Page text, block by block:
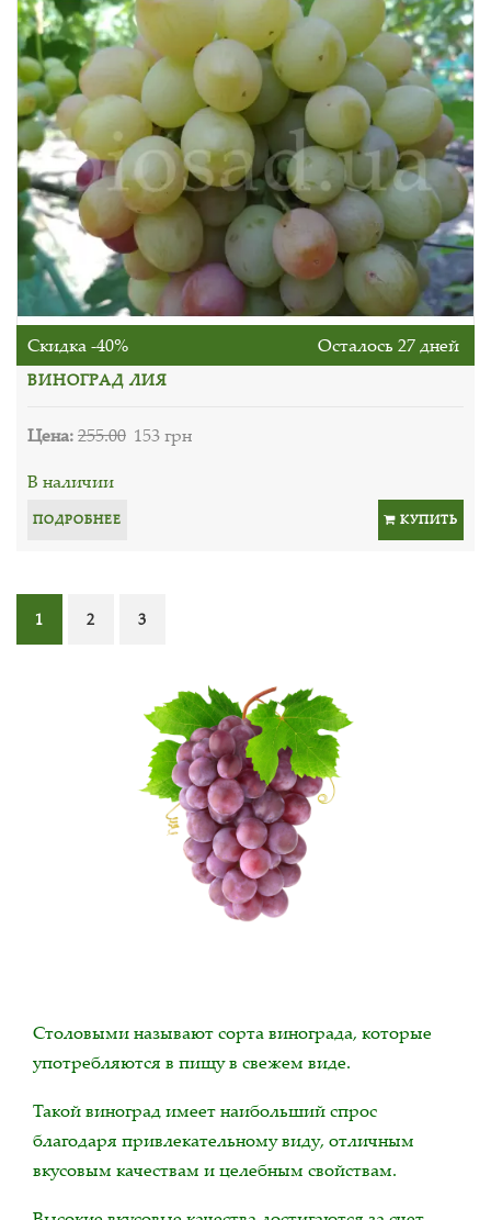
Скидка -40% Осталось 27 дней
ВИНОГРАД ЛИЯ
Цена:255.00 153 грн
В наличии
ПОДРОБНЕЕ КУПИТЬ
1 2 3
Столовыми называют сорта винограда, которые
употребляются в пищу в свежем виде.
Такой виноград имеет наибольший спрос
благодаря привлекательному виду, отличным
вкусовым качествам и целебным свойствам.